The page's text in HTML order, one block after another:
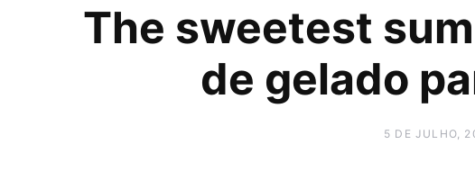
The sweetest
de gelado
5 DE JULHO,